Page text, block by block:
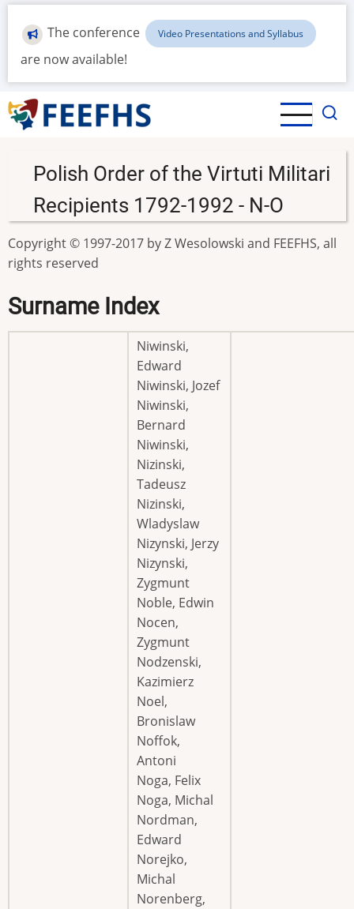
Skip
main
content
The conference Video Presentations and Syllabus
are now available!
Polish Order of the Virtuti Militari
Recipients 1792-1992 - N-O
Copyright © 1997-2017 by Z Wesolowski and FEEFHS, all
rights reserved
Surname Index
Niwinski,
Edward
Niwinski, Jozef
Niwinski,
Bernard
Niwinski,
Nizinski,
Tadeusz
Nizinski,
Wladyslaw
Nizynski, Jerzy
Nizynski,
Zygmunt
Noble, Edwin
Nocen,
Zygmunt
Nodzenski,
Kazimierz
Noel,
Bronislaw
Noffok,
Antoni
Noga, Felix
Noga, Michal
Nordman,
Edward
Norejko,
Michal
Norenberg,